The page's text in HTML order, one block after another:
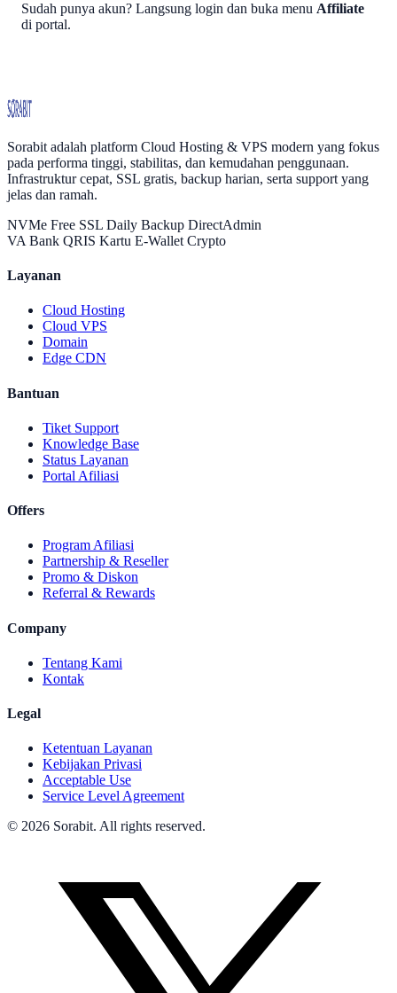
Sudah punya akun? Langsung login dan buka menu Affiliate
di portal.
Sorabit
Sorabit adalah platform Cloud Hosting & VPS modern yang fokus
pada performa tinggi, stabilitas, dan kemudahan penggunaan.
Infrastruktur cepat, SSL gratis, backup harian, serta support yang
jelas dan ramah.
NVMe Free SSL Daily Backup DirectAdmin
VA Bank QRIS Kartu E-Wallet Crypto
Layanan
Cloud Hosting
Cloud VPS
Domain
Edge CDN
Bantuan
Tiket Support
Knowledge Base
Status Layanan
Portal Afiliasi
Offers
Program Afiliasi
Partnership & Reseller
Promo & Diskon
Referral & Rewards
Company
Tentang Kami
Kontak
Legal
Ketentuan Layanan
Kebijakan Privasi
Acceptable Use
Service Level Agreement
© 2026 Sorabit. All rights reserved.